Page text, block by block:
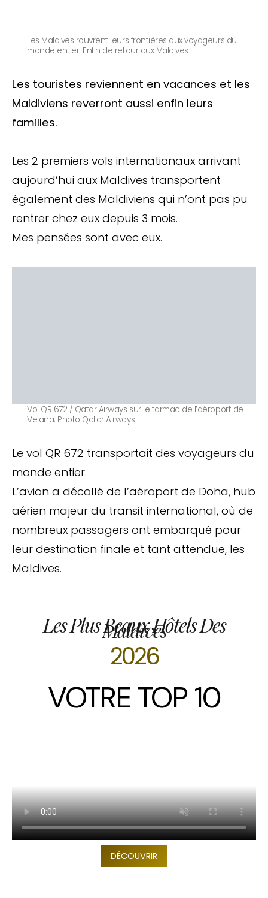
Les Maldives rouvrent leurs frontières aux voyageurs du
monde entier. Enfin de retour aux Maldives !
Les touristes reviennent en vacances et les
Maldiviens reverront aussi enfin leurs
familles.
Les 2 premiers vols internationaux arrivant
aujourd’hui aux Maldives transportent
également des Maldiviens qui n’ont pas pu
rentrer chez eux depuis 3 mois.
Mes pensées sont avec eux.
Vol QR 672 / Qatar Airways sur le tarmac de l’aéroport de
Velana. Photo Qatar Airways
Le vol QR 672 transportait des voyageurs du
monde entier.
L’avion a décollé de l’aéroport de Doha, hub
aérien majeur du transit international, où de
nombreux passagers ont embarqué pour
leur destination finale et tant attendue, les
Maldives.
Les Plus Beaux Hôtels Des
Maldives
2026
VOTRE TOP 10
DÉCOUVRIR